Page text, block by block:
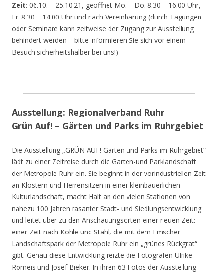
Zeit: 06.10. – 25.10.21, geöffnet Mo. – Do. 8.30 – 16.00 Uhr,
Fr. 8.30 – 14.00 Uhr und nach Vereinbarung (durch Tagungen
oder Seminare kann zeitweise der Zugang zur Ausstellung
behindert werden – bitte informieren Sie sich vor einem
Besuch sicherheitshalber bei uns!)
Ausstellung: Regionalverband Ruhr
Grün Auf! – Gärten und Parks im Ruhrgebiet
Die Ausstellung „GRÜN AUF! Gärten und Parks im Ruhrgebiet“
lädt zu einer Zeitreise durch die Garten-und Parklandschaft
der Metropole Ruhr ein. Sie beginnt in der vorindustriellen Zeit
an Klöstern und Herrensitzen in einer kleinbäuerlichen
Kulturlandschaft, macht Halt an den vielen Stationen von
nahezu 100 Jahren rasanter Stadt- und Siedlungsentwicklung
und leitet über zu den Anschauungsorten einer neuen Zeit:
einer Zeit nach Kohle und Stahl, die mit dem Emscher
Landschaftspark der Metropole Ruhr ein „grünes Rückgrat“
gibt. Genau diese Entwicklung reizte die Fotografen Ulrike
Romeis und Josef Bieker. In ihren 63 Fotos der Ausstellung